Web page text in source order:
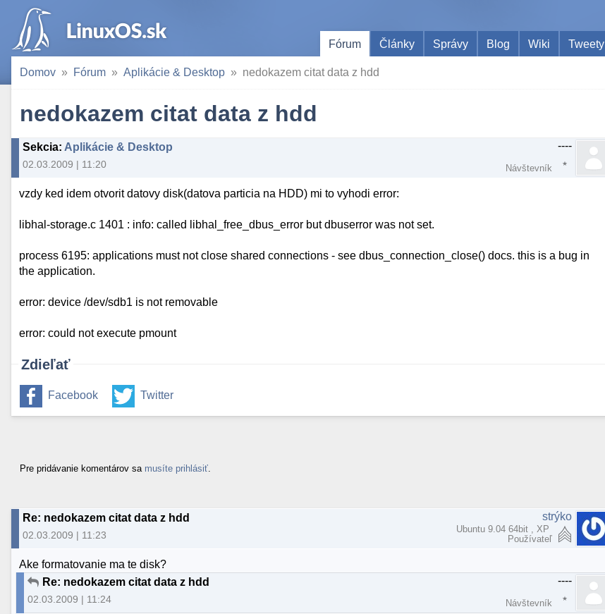
Fórum
Články Správy Blog Wiki Tweety
Domov Fórum Aplikácie & Desktop nedokazem citat data z hdd
nedokazem citat data z hdd
Sekcia: Aplikácie & Desktop
02.03.2009 | 11:20
----
Návštevník
vzdy ked idem otvorit datovy disk(datova particia na HDD) mi to vyhodi error:
libhal-storage.c 1401 : info: called libhal_free_dbus_error but dbuserror was not set.
process 6195: applications must not close shared connections - see dbus_connection_close() docs. this is a bug in
the application.
error: device /dev/sdb1 is not removable
error: could not execute pmount
Zdieľať
Facebook Twitter
Pre pridávanie komentárov sa musíte prihlásiť
Re: nedokazem citat data z hdd
02.03.2009 | 11:23
strýko
Ubuntu 9.04 64bit , XP
Používateľ
Ake formatovanie ma te disk?
Re: nedokazem citat data z hdd
02.03.2009 | 11:24
----
Návštevník